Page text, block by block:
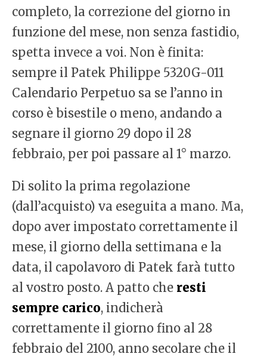
completo, la correzione del giorno in
funzione del mese, non senza fastidio,
spetta invece a voi. Non è finita:
sempre il Patek Philippe 5320G-011
Calendario Perpetuo sa se l’anno in
corso è bisestile o meno, andando a
segnare il giorno 29 dopo il 28
febbraio, per poi passare al 1° marzo.
Di solito la prima regolazione
(dall’acquisto) va eseguita a mano. Ma,
dopo aver impostato correttamente il
mese, il giorno della settimana e la
data, il capolavoro di Patek farà tutto
al vostro posto. A patto che resti
sempre carico, indicherà
correttamente il giorno fino al 28
febbraio del 2100, anno secolare che il